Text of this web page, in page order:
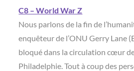
C8 – World War Z
Nous parlons de la fin de
enquêteur de l’ONU Gerry Lane
bloqué dans la circulation cœur
Philadelphie. Tout à coup des